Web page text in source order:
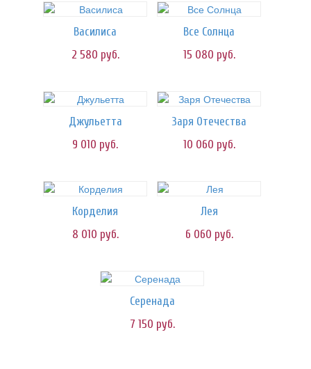
Василиса
2 580 руб.
Все Солнца
15 080 руб.
Джульетта
9 010 руб.
Заря Отечества
10 060 руб.
Корделия
8 010 руб.
Лея
6 060 руб.
Серенада
7 150 руб.